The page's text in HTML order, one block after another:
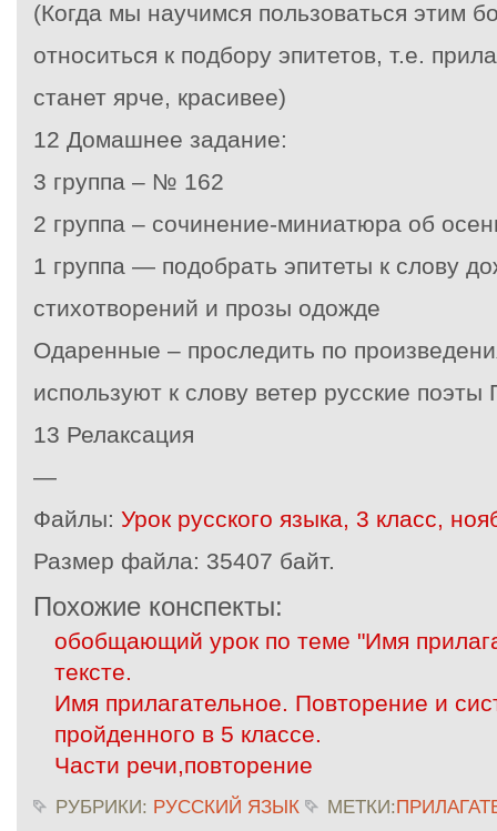
(Когда мы научимся пользоваться этим
относиться к подбору эпитетов, т.е.
станет ярче, красивее)
12 Домашнее задание:
3 группа – № 162
2 группа – сочинение-миниатюра об
1 группа — подобрать эпитеты к слову
стихотворений и прозы одожде
Одаренные – проследить по
используют к слову ветер русские
13 Релаксация
—
Файлы: Урок русского языка, 3 класс,
Размер файла: 35407 байт.
Похожие конспекты:
обобщающий урок по теме "Имя
тексте.
Имя прилагательное. Повторение и
пройденного в 5 классе.
Части речи,повторение
РУБРИКИ: РУССКИЙ ЯЗЫК МЕТКИ: